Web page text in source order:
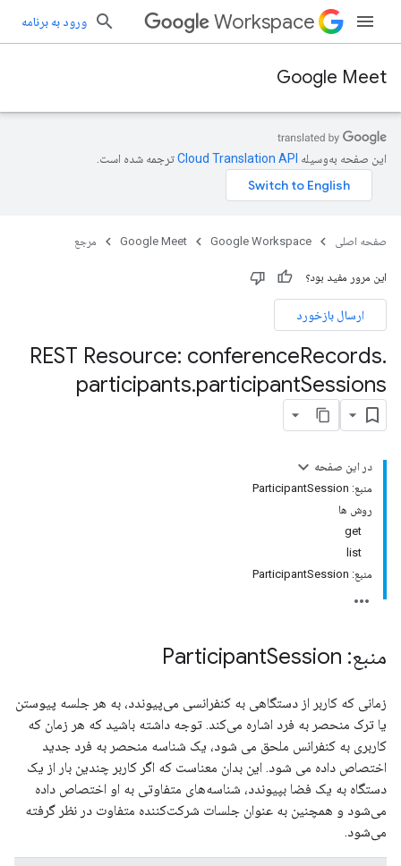
Workspace ورود به برنامه
Google Meet
این صفحه به‌وسیله ترجمه شده است.
صفحه اصلی Google Workspace
Google Meet مرجع
این مرور مفید بود؟
ارسال بازخورد
REST Resource: conferenceRecords.
participants.participantSessions
در این صفحه
منبع: ParticipantSession
روش ها
get
list
منبع: ParticipantSession
منبع: Participant Session
زمانی که کاربر از دستگاهی به کنفرانسی می‌پیوندد، به هر جلسه پیوستن
یا ترک منحصر به فرد اشاره می‌کند. توجه داشته باشید که هر زمان که
کاربری به کنفرانس ملحق می شود، یک شناسه منحصر به فرد جدید
اختصاص داده می شود. این بدان معناست که اگر کاربر چندین بار از یک
دستگاه به یک فضا بپیوندد، شناسه‌های متفاوتی به او اختصاص داده
می‌شود و همچنین به عنوان جلسات شرکت‌کننده متفاوت در نظر گرفته
می‌شود.